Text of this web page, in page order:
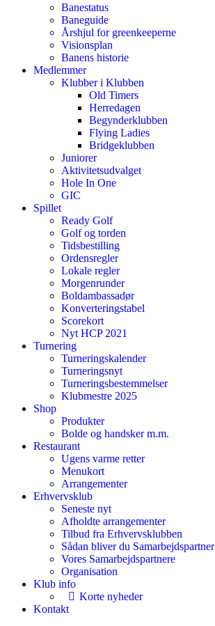
Banestatus
Baneguide
Årshjul for greenkeeperne
Visionsplan
Banens historie
Medlemmer
Klubber i Klubben
Old Timers
Herredagen
Begynderklubben
Flying Ladies
Bridgeklubben
Juniorer
Aktivitetsudvalget
Hole In One
GIC
Spillet
Ready Golf
Golf og torden
Tidsbestilling
Ordensregler
Lokale regler
Morgenrunder
Boldambassadør
Konverteringstabel
Scorekort
Nyt HCP 2021
Turnering
Turneringskalender
Turneringsnyt
Turneringsbestemmelser
Klubmestre 2025
Shop
Produkter
Bolde og handsker m.m.
Restaurant
Ugens varme retter
Menukort
Arrangementer
Erhvervsklub
Seneste nyt
Afholdte arrangementer
Tilbud fra Erhvervsklubben
Sådan bliver du Samarbejdspartner
Vores Samarbejdspartnere
Organisation
Klub info
Korte nyheder
Kontakt